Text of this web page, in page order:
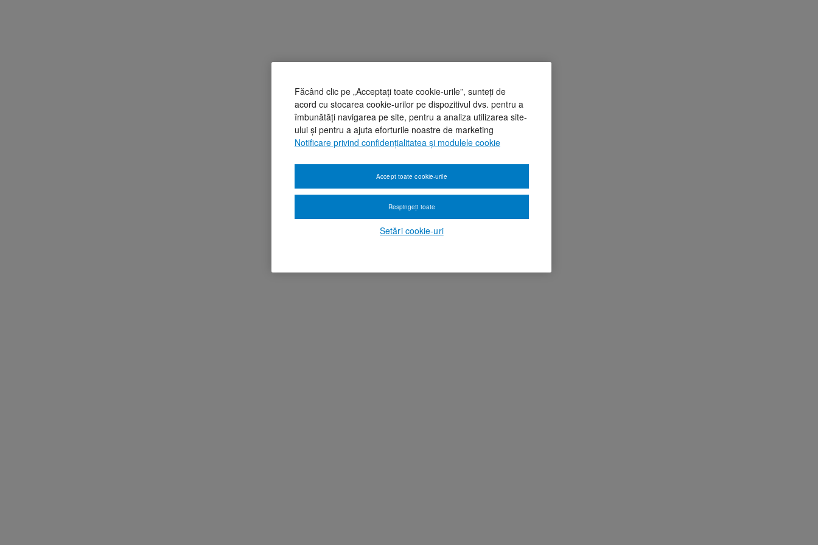
Făcând clic pe „Acceptați toate cookie-urile”, sunteți de
acord cu stocarea cookie-urilor pe dispozitivul dvs. pentru a
îmbunătăți navigarea pe site, pentru a analiza utilizarea site-
ului și pentru a ajuta eforturile noastre de marketing
Notificare privind confidențialitatea și modulele cookie
Setări cookie-uri
Respingeți toate
Accept toate cookie-urile